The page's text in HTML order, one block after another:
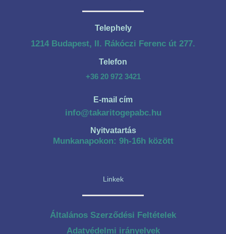
Telephely
1214 Budapest, II. Rákóczi Ferenc út 277.
Telefon
+36 20 972 3421
E-mail cím
info@takaritogepabc.hu
Nyitvatartás
Munkanapokon: 9h-16h között
Linkek
Általános Szerződési Feltételek
Adatvédelmi irányelvek